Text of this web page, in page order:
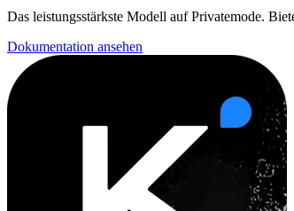
Das leistungsstärkste Modell auf Privatemode.
Dokumentation ansehen